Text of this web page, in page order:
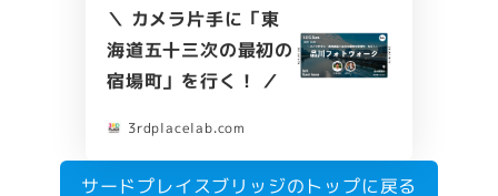
＼ カメラ片手に「東
海道五十三次の最初の
宿場町」を行く！ ／
3rdplacelab.com
サードプレイスブリッジのトップに戻る